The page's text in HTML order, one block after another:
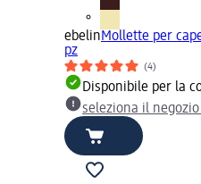
ebelinMollette per
pz
(4)
Disponibile per la
seleziona il